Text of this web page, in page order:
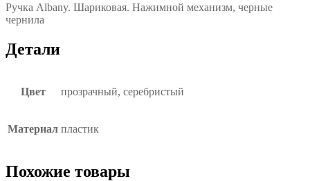
Ручка Albany. Шариковая. Нажимной механизм, черные
чернила
Детали
Цвет прозрачный, серебристый
Материал пластик
Похожие товары